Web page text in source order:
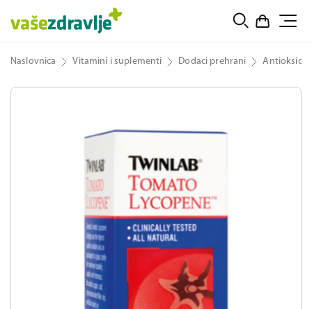
Naslovnica Vitamini i suplementi Dodaci prehrani